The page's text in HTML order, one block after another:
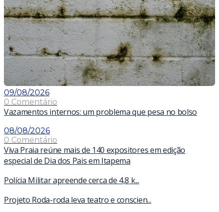
09/08/2026
0 Comentário
Vazamentos internos: um problema que pesa no bolso
08/08/2026
0 Comentário
Viva Praia reúne mais de 140 expositores em edição
especial de Dia dos Pais em Itapema
Polícia Militar apreende cerca de 4,8 k...
Projeto Roda-roda leva teatro e conscien...